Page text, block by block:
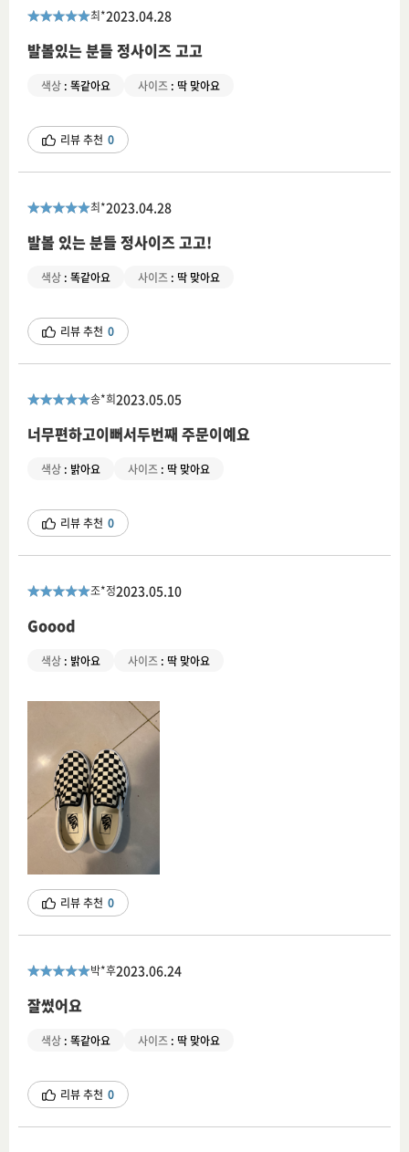
최*2023.04.28
발볼있는 분들 정사이즈 고고
색상 : 똑같아요 사이즈 : 딱 맞아요
리뷰 추천 0
최*2023.04.28
발볼 있는 분들 정사이즈 고고!
색상 : 똑같아요 사이즈 : 딱 맞아요
리뷰 추천 0
송*희2023.05.05
너무편하고이뻐서두번째 주문이예요
색상 : 밝아요 사이즈 : 딱 맞아요
리뷰 추천 0
조*정2023.05.10
Goood
색상 : 밝아요 사이즈 : 딱 맞아요
리뷰 추천 0
박*후2023.06.24
잘썼어요
색상 : 똑같아요 사이즈 : 딱 맞아요
리뷰 추천 0